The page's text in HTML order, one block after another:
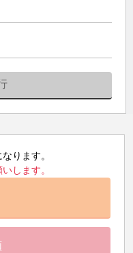
ります。
します。